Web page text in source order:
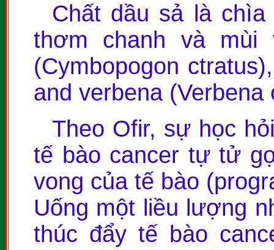
Chất dầu sả là
thơm chanh và
(Cymbopogon
and verbena (Verbena
Theo Ofir, sự học
tế bào cancer tự tử
vong của tế bào
Uống một liều lượng
thúc đẩy tế bào